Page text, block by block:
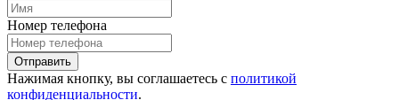
Номер телефона
Отправить
Нажимая кнопку, вы соглашаетесь с политикой
конфиденциальности.